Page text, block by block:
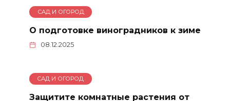
САД И ОГОРОД
О подготовке виноградников к зиме
08.12.2025
САД И ОГОРОД
Защитите комнатные растения от